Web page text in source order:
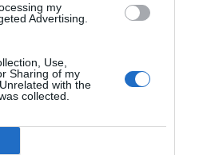
my
Advertising.
Use,
Sharing of my
with the
collected.